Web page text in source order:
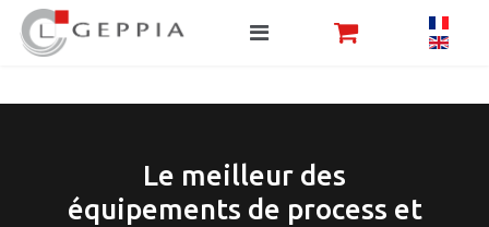
Le meilleur des
équipements de process et